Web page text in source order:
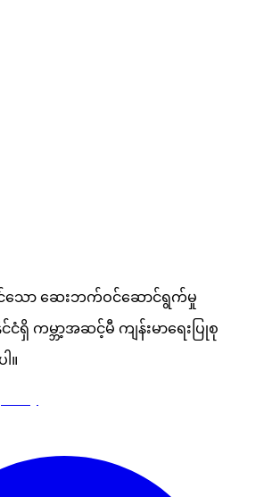
ော ဆေးဘက်ဝင်ဆောင်ရွက်မှု
ငံရှိ ကမ္ဘာ့အဆင့်မီ ကျန်းမာရေးပြုစု
။